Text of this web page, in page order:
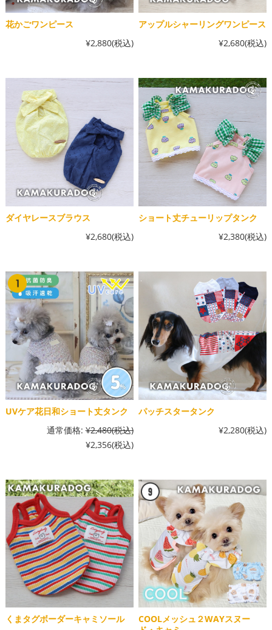
花かごワンピース
¥2,880(税込)
アップルシャーリングワンピース
¥2,680(税込)
ダイヤレースブラウス
¥2,680(税込)
ショート丈チューリップタンク
¥2,380(税込)
UVケア花日和ショート丈タンク
通常価格: ¥2,480(税込)
¥2,356(税込)
パッチスタータンク
¥2,280(税込)
くまタグボーダーキャミソール
COOLメッシュ２WAYスヌー